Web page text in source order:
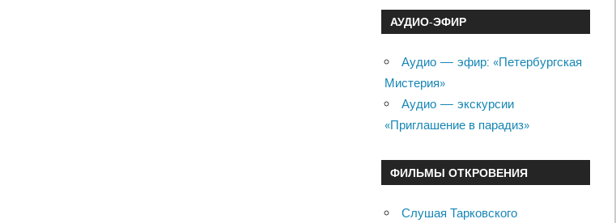
АУДИО-ЭФИР
Аудио — эфир: «Петербургская
Мистерия»
Аудио — экскурсии
«Приглашение в парадиз»
ФИЛЬМЫ ОТКРОВЕНИЯ
Слушая Тарковского